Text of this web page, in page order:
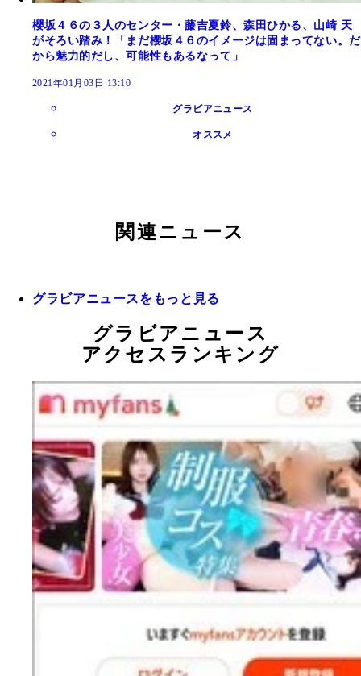
櫻坂４６の３人のセンター・藤吉夏鈴、森田ひかる、山崎 天
がそろい踏み！「まだ櫻坂４６のイメージは固まってない。だ
から魅力的だし、可能性もあるなって」
2021年01月03日 13:10
グラビアニュース
オススメ
関連ニュース
グラビアニュースをもっと見る
グラビアニュース
アクセスランキング